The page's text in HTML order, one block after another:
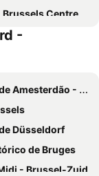
Centre Gare du Midi
City Centre
City Centre
off Grand Place
Place
South Ruisbroek
Bloom
-
- Schiphol
Düsseldorf
de Bruges
- Brussel-Zuid